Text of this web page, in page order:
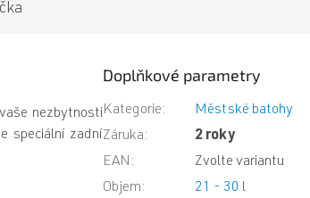
nezbytnosti
speciální zadní
Doplňkové parametry
Kategorie:
Městské batohy
Záruka:
2 roky
EAN :
Zvolte variantu
Objem:
21 - 30 l